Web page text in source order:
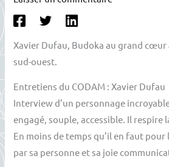
Xavier Dufau, Budoka au grand cœur
sud-ouest.
Entretiens du CODAM : Xavier Dufau
Interview d’un personnage
engagé, souple, accessible. Il respire
En moins de temps qu’il en faut
par sa personne et sa joie